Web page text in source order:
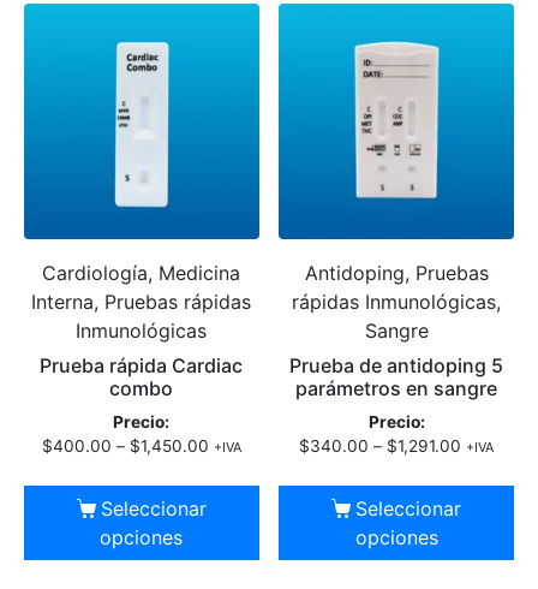
Cardiología, Medicina
Interna, Pruebas rápidas
Inmunológicas
Prueba rápida Cardiac
combo
Precio:
$400.00 – $1,450.00 +IVA
Seleccionar
opciones
Antidoping, Pruebas
rápidas Inmunológicas,
Sangre
Prueba de antidoping 5
parámetros en sangre
Precio:
$340.00 – $1,291.00 +IVA
Seleccionar
opciones